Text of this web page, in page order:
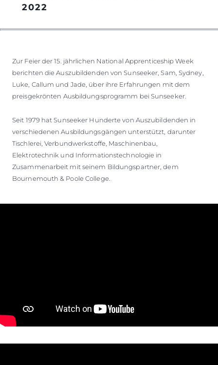
2022
Zur Feier der 15. jährlichen National Apprenticeship Week
berichten die Auszubildenden von Sunseeker, Sam, Sydney,
Luke, Callum und Jade, über ihre Erfahrungen mit dem
preisgekrönten Ausbildungsprogramm bei Sunseeker.
Seit 1979 hat Sunseeker Hunderte von Auszubildenden in
verschiedenen Ausbildungsgängen unterstützt, darunter
Tischlerei, Verbundwerkstoffe, Maschinenbau,
Elektrotechnik und Informationstechnologie in
Zusammenarbeit mit seinem Bildungspartner, dem
Bournemouth & Poole College.